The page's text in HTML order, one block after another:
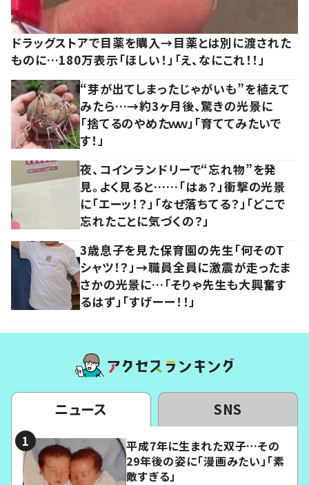
ドラッグストアで目薬を購入→目薬とは別に渡された
ものに…180万表示「ほしい！」「え、なにこれ！！」
“芽が出てしまったじゃがいも”を植えて
みたら…→約3ヶ月後、驚きの光景に
「捨てるのやめたｗｗ」「育ててみたいで
す！」
夜、コインランドリーで“忘れ物”を発
見。よく見ると……「はぁ？」衝撃の光景
に「エーッ！？」「なぜ落ちてる？」「どこで
忘れたことに気づくの？」
3歳息子を見た保育園の先生「何そのT
シャツ！？」→職員全員に激震が走ったま
さかの光景に…「そりゃ先生も大興奮す
るはず」「すげーー！！」
ニュース SNS
平成7年に生まれた双子…その
29年後の姿に「漫画みたい」「素
敵すぎる」